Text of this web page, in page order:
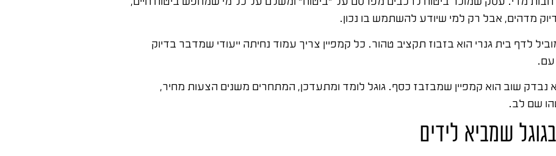
מדהים, אבל רק למי שיודע להשתמש בו נכון.
לדף בית גנרי הוא בזבוז תקציב טהור. כל קמפיין צריך עמוד נחיתה ייעודי שמדבר בדיוק
עם.
נבדק שוב הוא קמפיין שמבזבז כסף. גוגל לומד ומתעדכן, המתחרים משנים הצעות מחיר,
שם לב.
שמביא לידים